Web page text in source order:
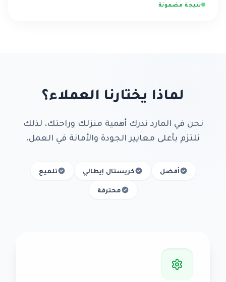
نتيجة مضمونة
لماذا يختارنا العملاء؟
نحن في المارد ندرك أهمية منزلك وراحتك. لذلك
نلتزم بأعلى معايير الجودة والأمانة في العمل.
أفضل كريستال إيطالي تلميع
محترفة